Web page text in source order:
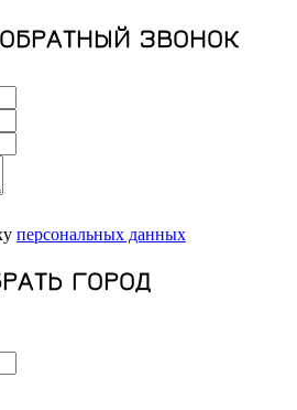
ЗВОНОК
персональных данных
ГОРОД